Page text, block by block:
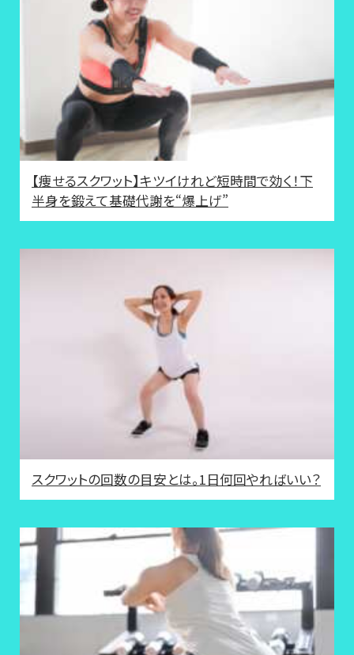
【痩せるスクワット】キツイけれど短時間で効く！下
半身を鍛えて基礎代謝を“爆上げ”
スクワットの回数の目安とは。1日何回やればいい？